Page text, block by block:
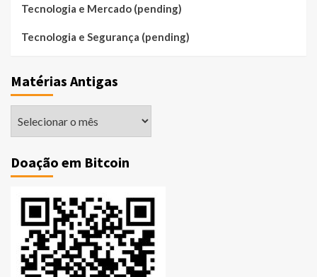
Tecnologia e Mercado (pending)
Tecnologia e Segurança (pending)
Matérias Antigas
Doação em Bitcoin